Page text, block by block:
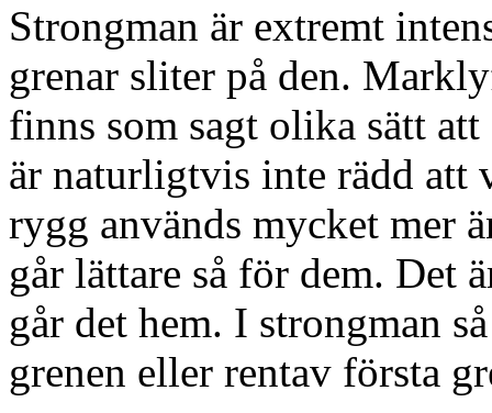
Strongman är extremt
grenar sliter på den.
finns som sagt olika sätt
är naturligtvis inte rädd att
rygg används mycket mer
går lättare så för dem. Det
går det hem. I strongman
grenen eller rentav första